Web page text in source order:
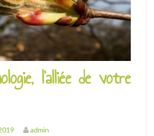
l’alliée de votre
admin